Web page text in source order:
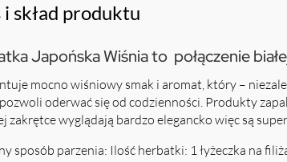
i skład produktu
Japońska Wiśnia to połączenie
mocno wiśniowy smak i aromat, który –
oderwać się od codzienności. Produkty
zakrętce wyglądają bardzo elegancko więc są
sposób parzenia: Ilość herbatki: 1 łyżeczka na